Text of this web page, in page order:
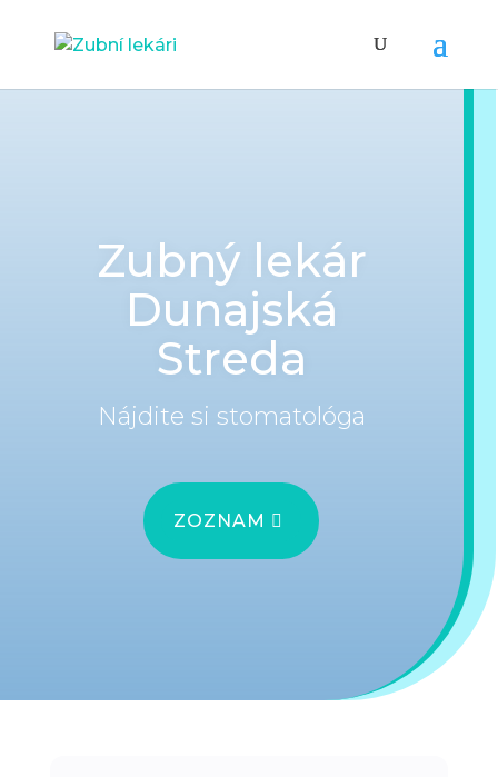
Zubný lekár
Dunajská
Streda
Nájdite si stomatológa
ZOZNAM